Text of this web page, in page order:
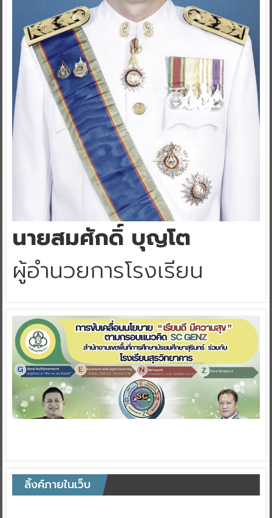
นายสมศักดิ์ บุญโต
ผู้อำนวยการโรงเรียน
ลิ้งค์ภายในเว็บ